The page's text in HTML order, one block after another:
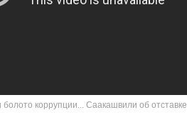
коррупции... Саакашвили об отставке